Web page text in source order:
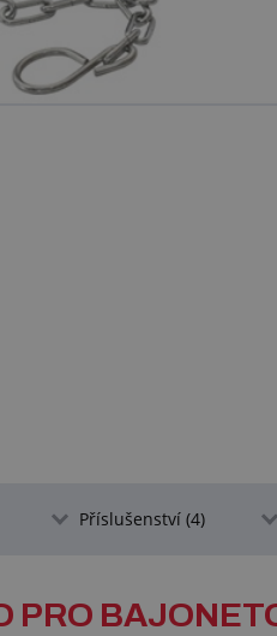
Příslušenství (4)
PRO